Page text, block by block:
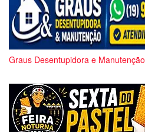
Graus Desentupidora e Manutenção